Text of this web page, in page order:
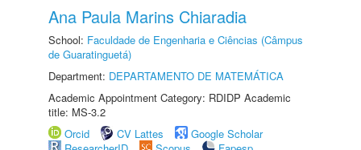
Ana Paula Marins Chiaradia
School: Faculdade de Engenharia e Ciências (Câmpus
de Guaratinguetá)
Department: DEPARTAMENTO DE MATEMÁTICA
Academic Appointment Category: RDIDP Academic
title: MS-3.2
Orcid
CV Lattes
Google Scholar